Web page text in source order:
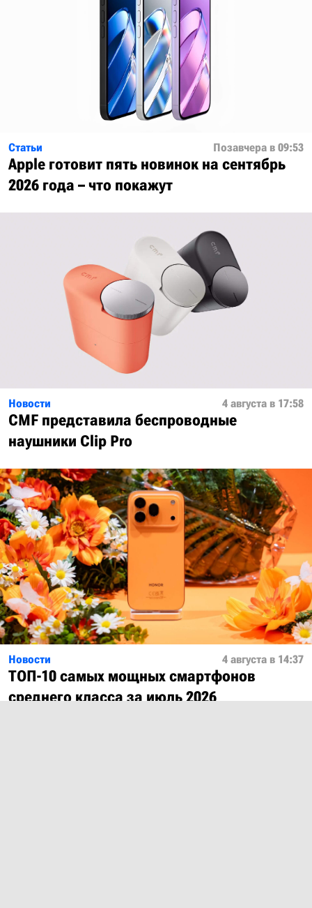
Статьи Позавчера в 09:53
Apple готовит пять новинок на сентябрь
2026 года – что покажут
Новости 4 августа в 17:58
CMF представила беспроводные
наушники Clip Pro
Новости 4 августа в 14:37
ТОП-10 самых мощных смартфонов
среднего класса за июль 2026